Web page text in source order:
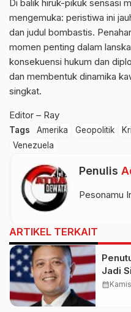
Di balik hiruk-pikuk sensasi
mengemuka: peristiwa ini
dan judul bombastis.
momen penting dalam
konsekuensi hukum dan
dan membentuk dinamika
singkat.
Editor – Ray
Tags Amerika Geopolitik
Venezuela
Penulis
Pesonamu
ARTIKEL TERKAIT
Jadi
Baru
calendar_month